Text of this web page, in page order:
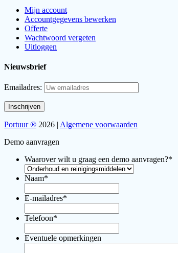
Mijn account
Accountgegevens bewerken
Offerte
Wachtwoord vergeten
Uitloggen
Nieuwsbrief
Emailadres:
Portuur ® 2026 | Algemene voorwaarden
Demo aanvragen
Waarover wilt u graag een demo aanvragen?*
Naam*
E-mailadres*
Telefoon*
Eventuele opmerkingen